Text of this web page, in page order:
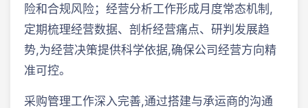
险和合规风险；经营分析工作形成月度常态机制,
定期梳理经营数据、剖析经营痛点、研判发展趋
势,为经营决策提供科学依据,确保公司经营方向精
准可控。
采购管理工作深入完善,通过搭建与承运商的沟通